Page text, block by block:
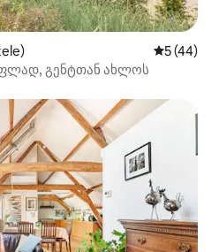
საშუალო
5 (44)
გენტთან ახლოს